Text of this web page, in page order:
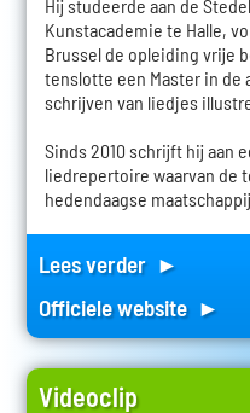
Hij studeerde aan de
Kunstacademie te Halle,
Brussel de opleiding vrije
tenslotte een Master in de
schrijven van liedjes
Sinds 2010 schrijft hij aan
liedrepertoire waarvan de
hedendaagse maatschappij
Lees verder ►
Officiele website ►
Videoclip